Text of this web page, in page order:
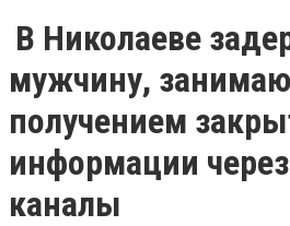
В Николаеве
мужчину,
получением
информации
каналы